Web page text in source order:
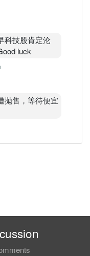
科技股肯定沦
luck
抛售，等待便宜